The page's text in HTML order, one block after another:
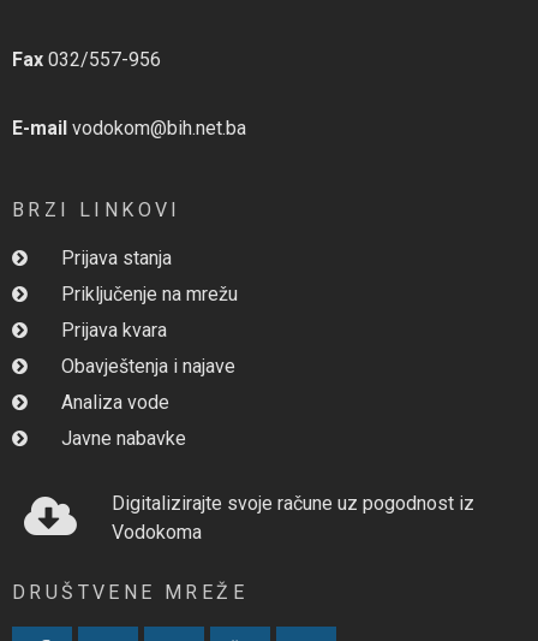
Fax 032/557-956
E-mail vodokom@bih.net.ba
BRZI LINKOVI
Prijava stanja
Priključenje na mrežu
Prijava kvara
Obavještenja i najave
Analiza vode
Javne nabavke
Digitalizirajte svoje račune uz pogodnost iz
Vodokoma
DRUŠTVENE MREŽE